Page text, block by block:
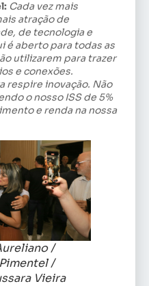
Cada vez mais
atração de
de tecnologia e
é aberto para todas as
utilizarem para trazer
e conexões.
respire inovação. Não
o nosso ISS de 5%
e renda na nossa
/
/
Vieira